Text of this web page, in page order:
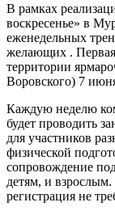
В рамках
воскресенье» в
еженедельных
желающих . Первая
территории
Воровского) 7
Каждую неделю
будет проводить
для участников
физической
сопровождение
детям, и взрослым.
регистрация не